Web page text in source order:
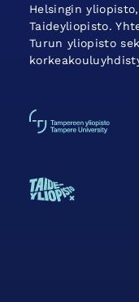
Helsingin
Taideyliopisto.
Turun yliopisto